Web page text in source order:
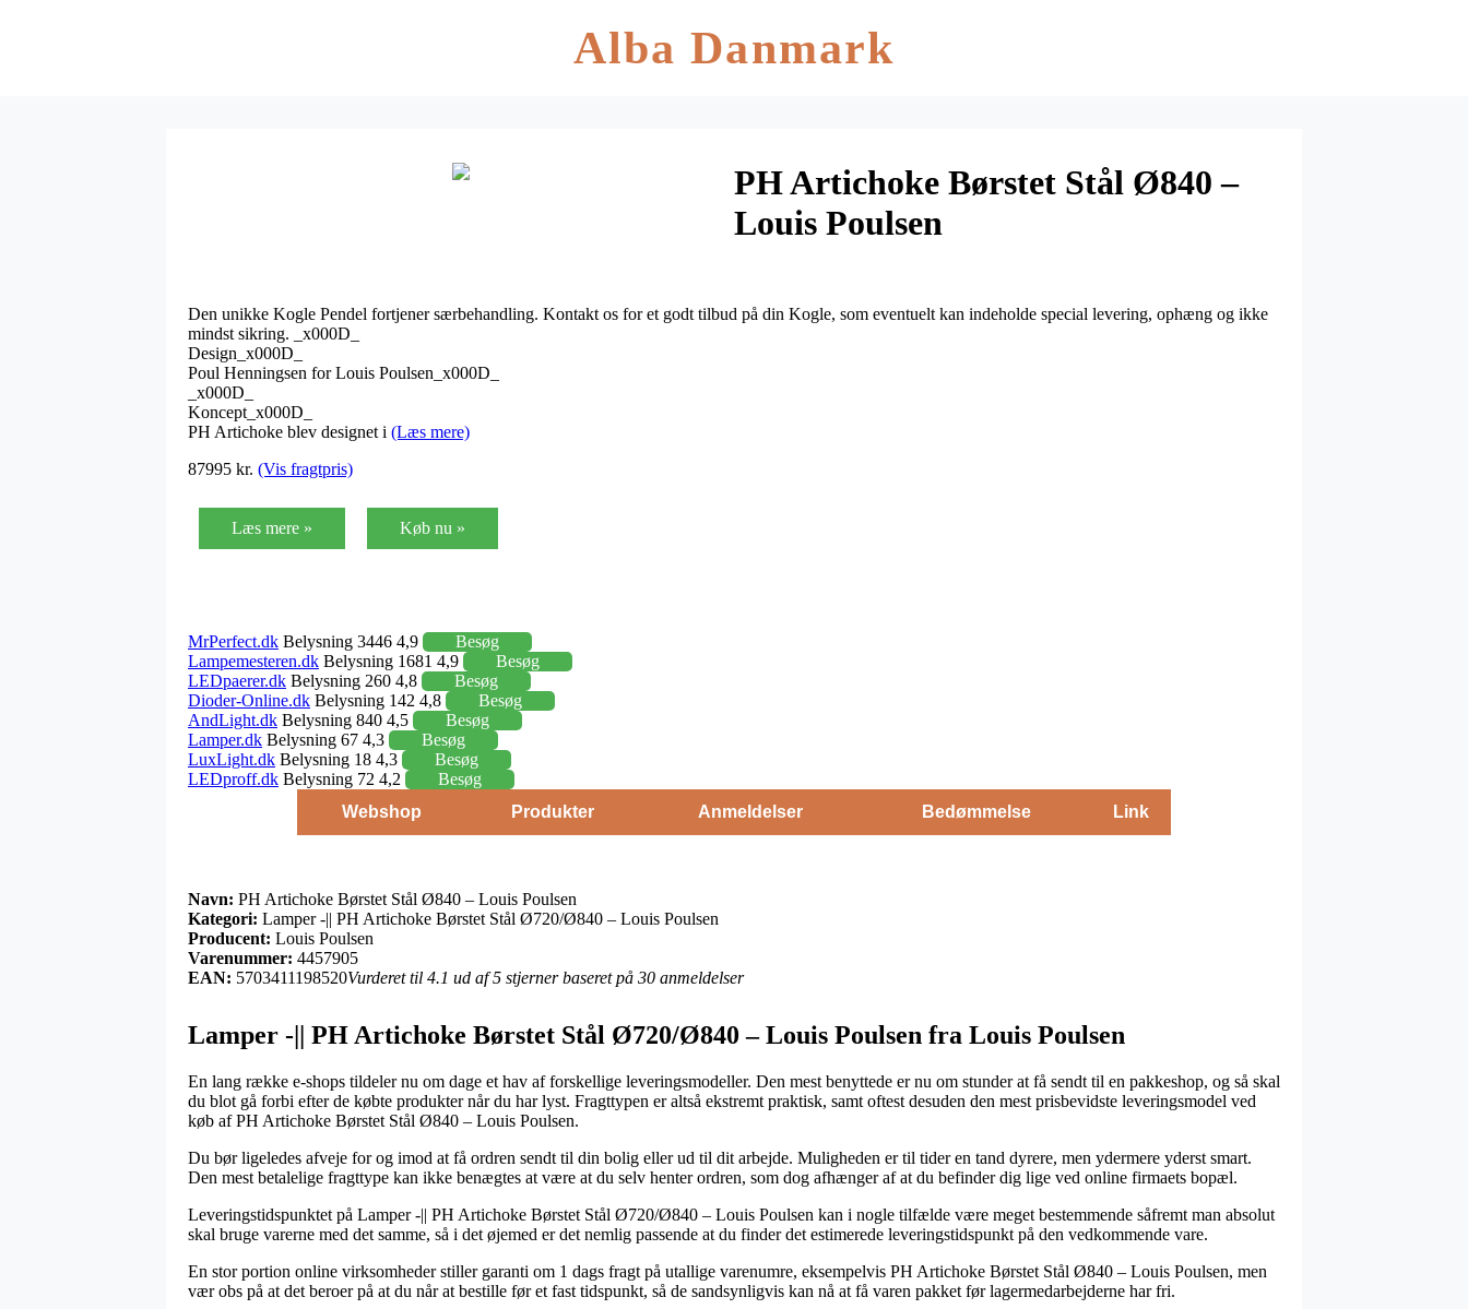
Alba Danmark
PH Artichoke Børstet Stål Ø840 –
Louis Poulsen
Den unikke Kogle Pendel fortjener særbehandling. Kontakt os for et godt tilbud på din Kogle, som eventuelt kan indeholde special levering, ophæng og ikke
mindst sikring. _x000D_
Design_x000D_
Poul Henningsen for Louis Poulsen_x000D_
_x000D_
Koncept_x000D_
PH Artichoke blev designet i (Læs mere)
87995 kr. (Vis fragtpris)
Læs mere » Køb nu »
MrPerfect.dk Belysning 3446 4,9
Besøg
Lampemesteren.dk Belysning 1681 4,9
Besøg
LEDpaerer.dk Belysning 260 4,8
Besøg
Dioder-Online.dk Belysning 142 4,8
Besøg
AndLight.dk Belysning 840 4,5
Besøg
Lamper.dk Belysning 67 4,3
Besøg
LuxLight.dk Belysning 18 4,3
Besøg
LEDproff.dk Belysning 72 4,2
Besøg
Webshop
Produkter Anmeldelser Bedømmelse Link
Navn: PH Artichoke Børstet Stål Ø840 – Louis Poulsen
Kategori: Lamper -|| PH Artichoke Børstet Stål Ø720/Ø840 – Louis Poulsen
Producent: Louis Poulsen
Varenummer: 4457905
EAN: 5703411198520Vurderet til 4.1 ud af 5 stjerner baseret på 30 anmeldelser
Lamper -|| PH Artichoke Børstet Stål Ø720/Ø840 – Louis Poulsen fra Louis Poulsen
En lang række e-shops tildeler nu om dage et hav af forskellige leveringsmodeller. Den mest benyttede er nu om stunder at få sendt til en pakkeshop, og så skal
du blot gå forbi efter de købte produkter når du har lyst. Fragttypen er altså ekstremt praktisk, samt oftest desuden den mest prisbevidste leveringsmodel ved
køb af PH Artichoke Børstet Stål Ø840 – Louis Poulsen.
Du bør ligeledes afveje for og imod at få ordren sendt til din bolig eller ud til dit arbejde. Muligheden er til tider en tand dyrere, men ydermere yderst smart.
Den mest betalelige fragttype kan ikke benægtes at være at du selv henter ordren, som dog afhænger af at du befinder dig lige ved online firmaets bopæl.
Leveringstidspunktet på Lamper -|| PH Artichoke Børstet Stål Ø720/Ø840 – Louis Poulsen kan i nogle tilfælde være meget bestemmende såfremt man absolut
skal bruge varerne med det samme, så i det øjemed er det nemlig passende at du finder det estimerede leveringstidspunkt på den vedkommende vare.
En stor portion online virksomheder stiller garanti om 1 dags fragt på utallige varenumre, eksempelvis PH Artichoke Børstet Stål Ø840 – Louis Poulsen, men
vær obs på at det beroer på at du når at bestille før et fast tidspunkt, så de sandsynligvis kan nå at få varen pakket før lagermedarbejderne har fri.